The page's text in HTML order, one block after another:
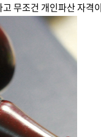
무조건 개인파산 자격